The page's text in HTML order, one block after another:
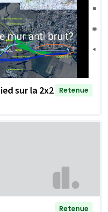
sur la 2x2 Retenue
Retenue